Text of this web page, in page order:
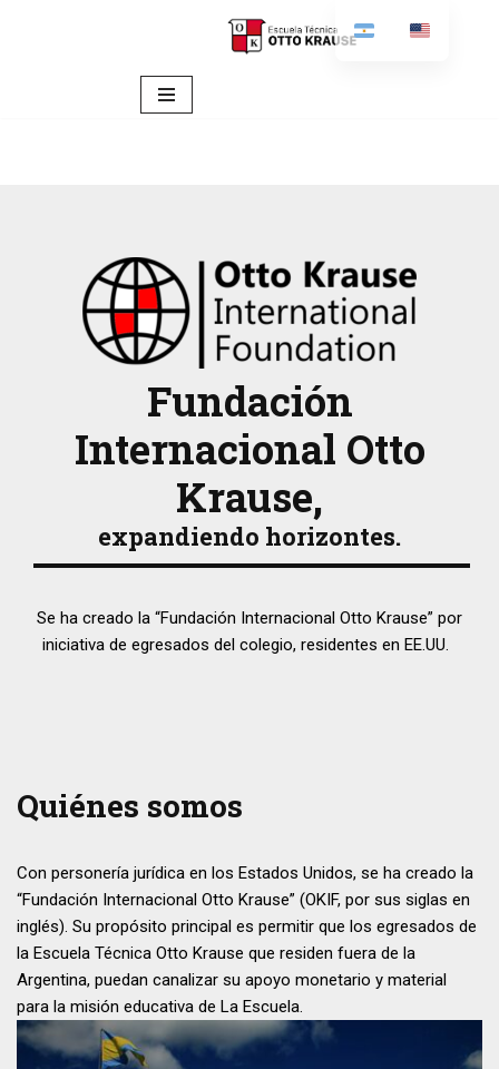
Fundación
Internacional Otto
Krause,
expandiendo horizontes.
Se ha creado la “Fundación Internacional Otto Krause” por
iniciativa de egresados del colegio, residentes en EE.UU.
Quiénes somos
Con personería jurídica en los Estados Unidos, se ha creado la
“Fundación Internacional Otto Krause” (OKIF, por sus siglas en
inglés). Su propósito principal es permitir que los egresados de
la Escuela Técnica Otto Krause que residen fuera de la
Argentina, puedan canalizar su apoyo monetario y material
para la misión educativa de La Escuela.